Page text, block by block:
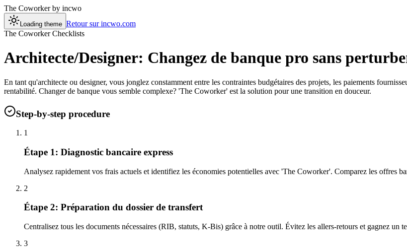
The Coworkerby incwo
Loading theme Retour sur incwo.com
The Coworker Checklists
Architecte/Designer: Changez de banque pro sans
En tant qu'architecte ou designer, vous jonglez constamment entre les contraintes budgétaires des projets, les paiements
rentabilité. Changer de banque vous semble complexe? 'The Coworker' est la solution pour une transition en douceur.
Step-by-step procedure
1
Étape 1: Diagnostic bancaire express
Analysez rapidement vos frais actuels et identifiez les économies potentielles avec 'The Coworker'. Comparez les offres
2
Étape 2: Préparation du dossier de transfert
Centralisez tous les documents nécessaires (RIB, statuts, K-Bis) grâce à notre outil. Évitez les allers-retours et gagnez un
3